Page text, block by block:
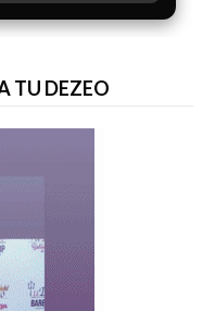
TU DEZEO